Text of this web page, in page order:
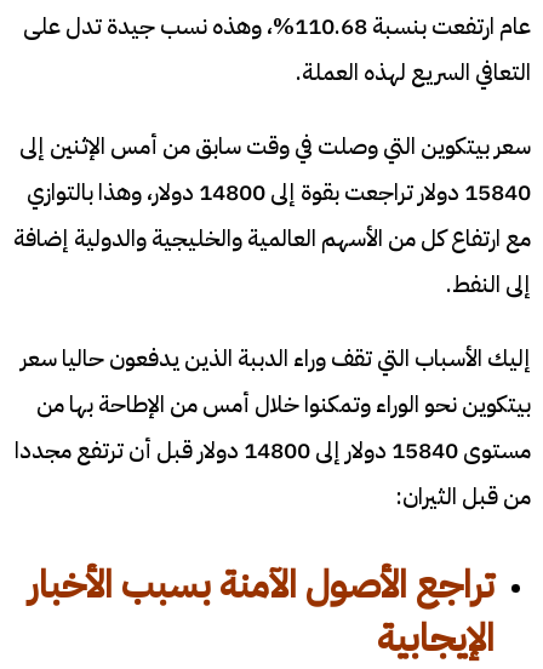
عام ارتفعت بنسبة 110.68%، وهذه نسب جيدة تدل على
التعافي السريع لهذه العملة.
سعر بيتكوين التي وصلت في وقت سابق من أمس الإثنين إلى
15840 دولار تراجعت بقوة إلى 14800 دولار، وهذا بالتوازي
مع ارتفاع كل من الأسهم العالمية والخليجية والدولية إضافة
إلى النفط.
إليك الأسباب التي تقف وراء الدببة الذين يدفعون حاليا سعر
بيتكوين نحو الوراء وتمكنوا خلال أمس من الإطاحة بها من
مستوى 15840 دولار إلى 14800 دولار قبل أن ترتفع مجددا
من قبل الثيران:
تراجع الأصول الآمنة بسبب الأخبار
الإيجابية